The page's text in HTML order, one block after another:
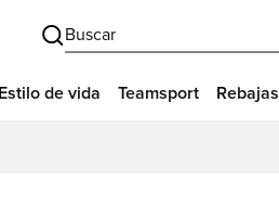
Buscar
Estilo de vida Teamsport Rebajas